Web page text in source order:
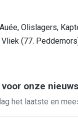
Olislagers,
Vliek (77.
onze
het laatste en